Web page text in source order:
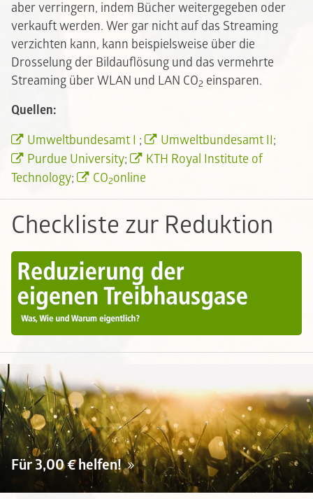
aber verringern, indem Bücher weitergegeben oder
verkauft werden. Wer gar nicht auf das Streaming
verzichten kann, kann beispielsweise über die
Drosselung der Bildauflösung und das vermehrte
Streaming über WLAN und LAN CO2 einsparen.
Quellen:
Umweltbundesamt I ; Umweltbundesamt II ;
Purdue University;
KTH Royal Institute of
Technology; CO2online
Checkliste zur Reduktion
Für 3,00 € helfen!